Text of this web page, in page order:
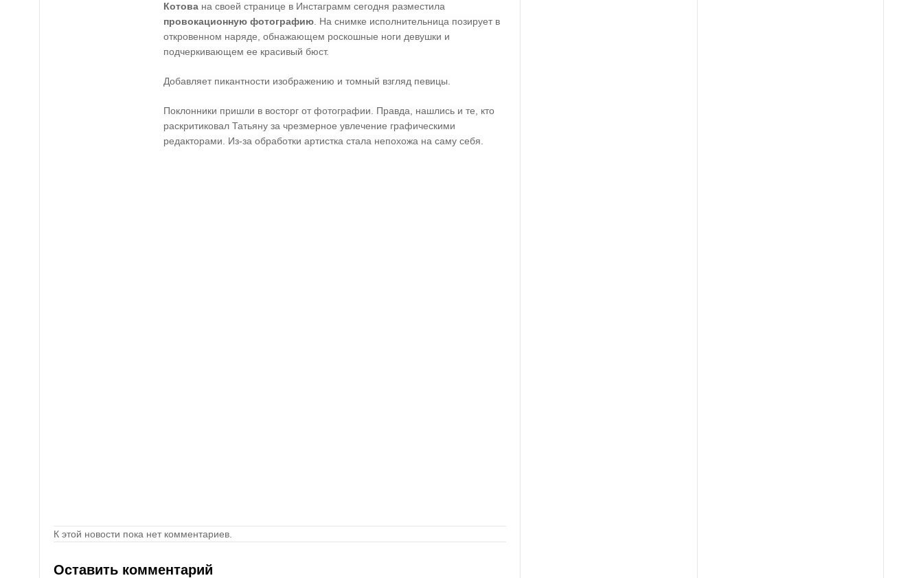
Котова на своей странице в Инстаграмм сегодня разместила
провокационную фотографию . На снимке исполнительница позирует в
откровенном наряде, обнажающем роскошные ноги девушки и
подчеркивающем ее красивый бюст.
Добавляет пикантности изображению и томный взгляд певицы.
Поклонники пришли в восторг от фотографии. Правда, нашлись и те, кто
раскритиковал Татьяну за чрезмерное увлечение графическими
редакторами. Из-за обработки артистка стала непохожа на саму себя.
К этой новости пока нет комментариев.
Оставить комментарий